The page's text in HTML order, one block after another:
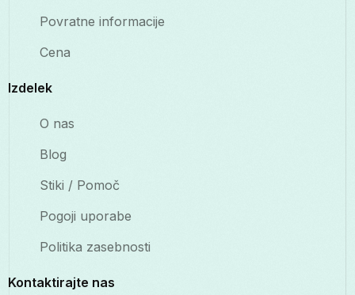
Povratne informacije
Cena
Izdelek
O nas
Blog
Stiki / Pomoč
Pogoji uporabe
Politika zasebnosti
Kontaktirajte nas